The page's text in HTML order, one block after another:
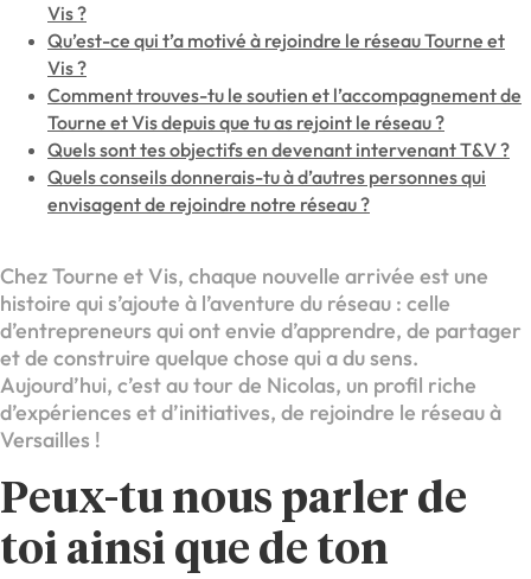
Vis ?
Qu’est-ce qui t’a motivé à rejoindre le réseau Tourne et
Vis ?
Comment trouves-tu le soutien et l’accompagnement de
Tourne et Vis depuis que tu as rejoint le réseau ?
Quels sont tes objectifs en devenant intervenant T&V ?
Quels conseils donnerais-tu à d’autres personnes qui
envisagent de rejoindre notre réseau ?
Chez Tourne et Vis, chaque nouvelle arrivée est une
histoire qui s’ajoute à l’aventure du réseau : celle
d’entrepreneurs qui ont envie d’apprendre, de partager
et de construire quelque chose qui a du sens.
Aujourd’hui, c’est au tour de Nicolas, un profil riche
d’expériences et d’initiatives, de rejoindre le réseau à
Versailles !
Peux-tu nous parler de
toi ainsi que de ton